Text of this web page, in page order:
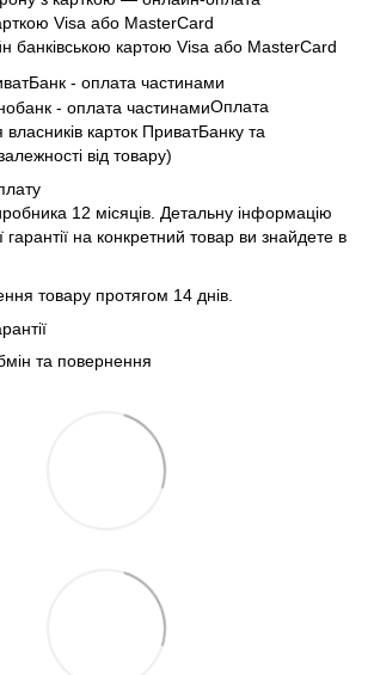
банківською картою Visa або MasterCard
Оплата
карток ПриватБанку та
від товару)
12 місяців. Детальну інформацію
гарантії на конкретний товар ви знайдете в
товару протягом 14 днів.
та повернення